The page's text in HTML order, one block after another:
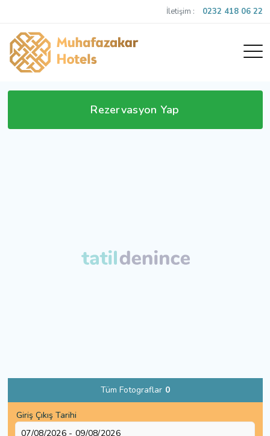
İletişim : 0232 418 06 22
Rezervasyon Yap
Tüm Fotograflar 0
Giriş Çıkış Tarihi